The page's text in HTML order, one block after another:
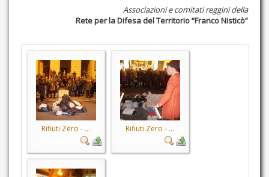
Associazioni e comitati reggini della
Rete per la Difesa del Territorio “Franco Nisticò”
Rifiuti Zero - ... Rifiuti Zero - ...